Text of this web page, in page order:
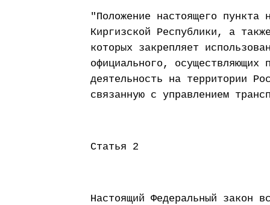
"Положение настоящего пункта
Киргизской Республики, а
которых закрепляет
официального, осуществляющих
деятельность на территории
связанную с управлением
Статья 2
Настоящий Федеральный закон